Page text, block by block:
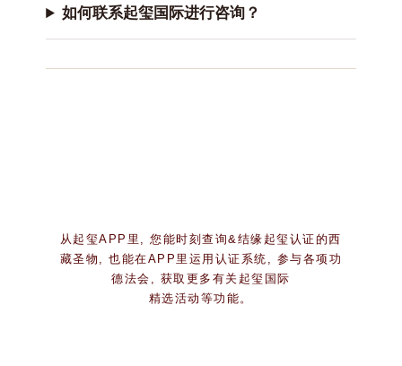
如何联系起玺国际进行咨询？
从起玺APP里, 您能时刻查询&结缘起玺认证的西
藏圣物, 也能在APP里运用认证系统, 参与各项功
德法会, 获取更多有关起玺国际
精选活动等功能。